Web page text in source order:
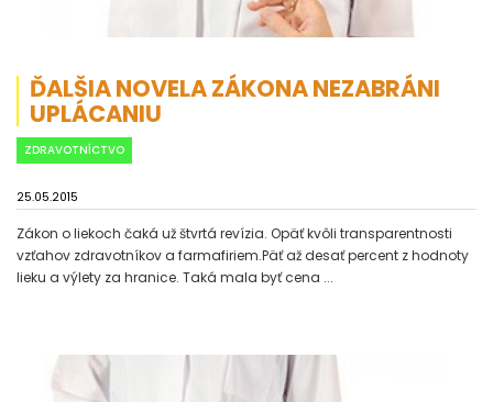
ĎALŠIA NOVELA ZÁKONA NEZABRÁNI
UPLÁCANIU
ZDRAVOTNÍCTVO
25.05.2015
Zákon o liekoch čaká už štvrtá revízia. Opäť kvôli transparentnosti
vzťahov zdravotníkov a farmafiriem.Päť až desať percent z hodnoty
lieku a výlety za hranice. Taká mala byť cena ...